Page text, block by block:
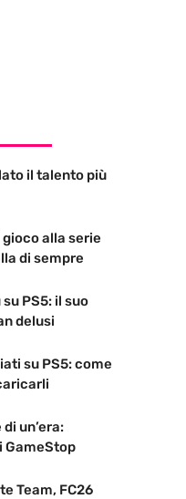
il talento più
alla serie
di sempre
PS5: il suo
delusi
su PS5: come
un’era:
GameStop
Team, FC26